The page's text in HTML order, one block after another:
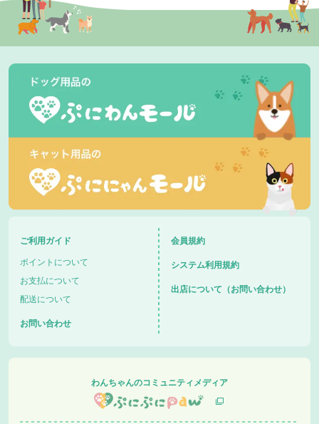
ご利用ガイド
ポイントについて
お支払について
配送について
お問い合わせ
会員規約
システム利用規約
出店について（お問い合わせ）
わんちゃんのコミュニティメディア